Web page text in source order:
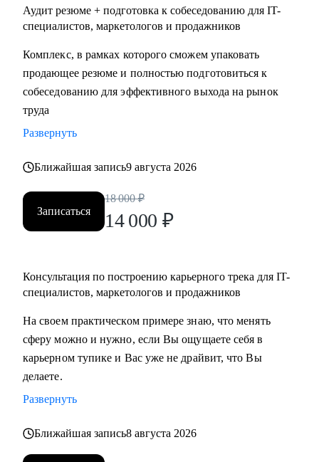
Аудит резюме + подготовка к собеседованию для IT-
специалистов, маркетологов и продажников
Комплекс, в рамках которого сможем упаковать
продающее резюме и полностью подготовиться к
собеседованию для эффективного выхода на рынок
труда
Развернуть
Ближайшая запись9 августа 2026
Записаться
18 000 ₽
14 000 ₽
Консультация по построению карьерного трека для IT-
специалистов, маркетологов и продажников
На своем практическом примере знаю, что менять
сферу можно и нужно, если Вы ощущаете себя в
карьерном тупике и Вас уже не драйвит, что Вы
делаете.
Развернуть
Ближайшая запись8 августа 2026